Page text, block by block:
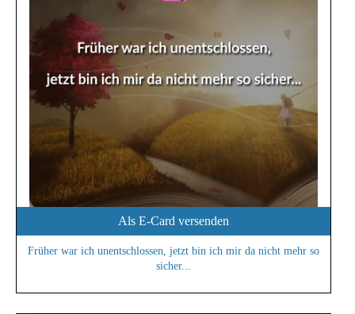
Als E-Card versenden
Früher war ich unentschlossen, jetzt bin ich mir da nicht mehr so
sicher...